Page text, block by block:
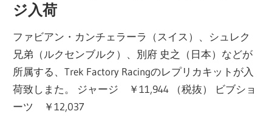
ジ入荷
ファビアン・カンチェラーラ（スイス）、シュレク
兄弟（ルクセンブルク）、別府 史之（日本）などが
所属する、Trek Factory Racingのレプリカキットが入
荷致しまた。 ジャージ ￥11,944 （税抜） ビブショ
ーツ ￥12,037